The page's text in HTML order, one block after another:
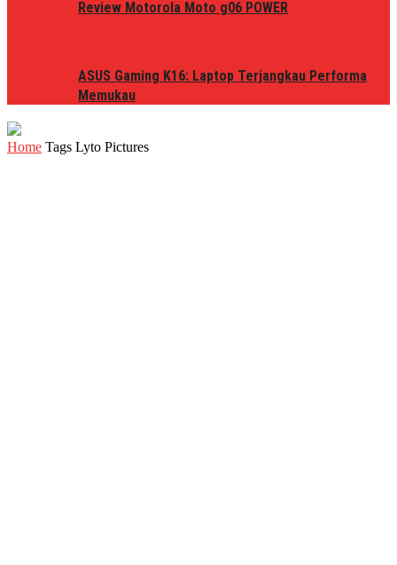
Review Motorola Moto g06 POWER
ASUS Gaming K16: Laptop Terjangkau Performa
Memukau
Home Tags Lyto Pictures